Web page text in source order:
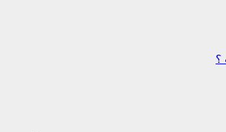
؟